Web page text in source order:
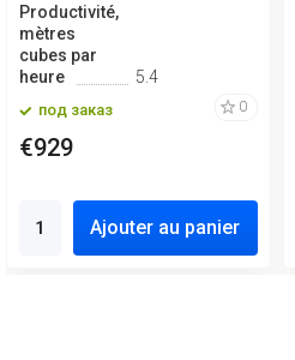
Productivité,
mètres
cubes par
heure
5.4
под заказ 0
€929
Ajouter au panier